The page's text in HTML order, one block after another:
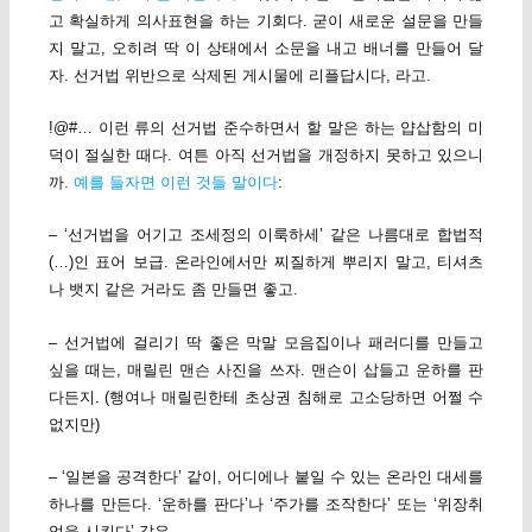
고 확실하게 의사표현을 하는 기회다. 굳이 새로운 설문을 만들
지 말고, 오히려 딱 이 상태에서 소문을 내고 배너를 만들어 달
자. 선거법 위반으로 삭제된 게시물에 리플답시다, 라고.
!@#… 이런 류의 선거법 준수하면서 할 말은 하는 얍삽함의 미
덕이 절실한 때다. 여튼 아직 선거법을 개정하지 못하고 있으니
까. 예를 들자면 이런 것들 말이다:
– ‘선거법을 어기고 조세정의 이룩하세’ 같은 나름대로 합법적
(…)인 표어 보급. 온라인에서만 찌질하게 뿌리지 말고, 티셔츠
나 뱃지 같은 거라도 좀 만들면 좋고.
– 선거법에 걸리기 딱 좋은 막말 모음집이나 패러디를 만들고
싶을 때는, 매릴린 맨슨 사진을 쓰자. 맨슨이 삽들고 운하를 판
다든지. (행여나 매릴린한테 초상권 침해로 고소당하면 어쩔 수
없지만)
– ‘일본을 공격한다’ 같이, 어디에나 붙일 수 있는 온라인 대세를
하나를 만든다. ‘운하를 판다’나 ‘주가를 조작한다’ 또는 ‘위장취